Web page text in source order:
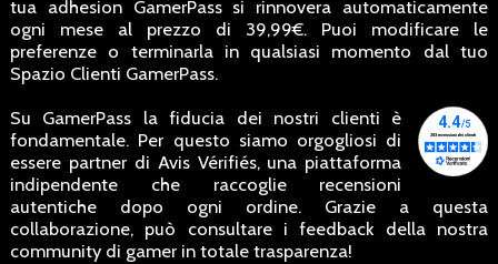
tua adhesion GamerPass si rinnovera automaticamente
ogni mese al prezzo di 39,99€. Puoi modificare le
preferenze o terminarla in qualsiasi momento dal tuo
Spazio Clienti GamerPass.
Su GamerPass la fiducia dei nostri clienti è
fondamentale. Per questo siamo orgogliosi di
essere partner di Avis Vérifiés, una piattaforma
indipendente che raccoglie recensioni
autentiche dopo ogni ordine. Grazie a questa
collaborazione, può consultare i feedback della nostra
community di gamer in totale trasparenza!